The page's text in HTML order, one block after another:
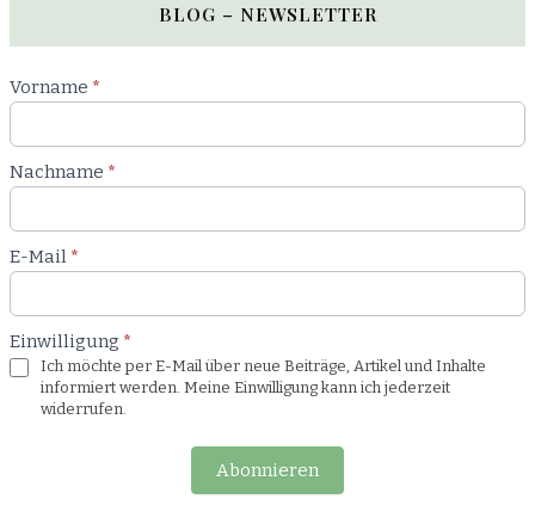
BLOG – NEWSLETTER
Newsletter
Blog
Vorname *
Nachname *
E-Mail *
Einwilligung *
Ich möchte per E-Mail über neue Beiträge, Artikel und Inhalte
informiert werden. Meine Einwilligung kann ich jederzeit
widerrufen.
Abonnieren